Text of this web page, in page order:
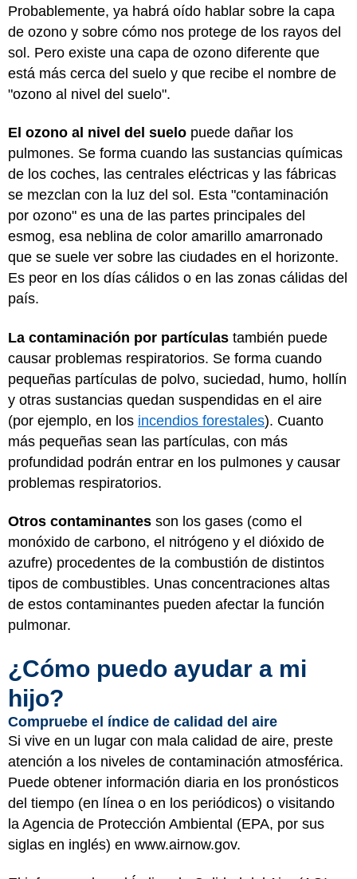
Probablemente, ya habrá oído hablar sobre la capa
de ozono y sobre cómo nos protege de los rayos del
sol. Pero existe una capa de ozono diferente que
está más cerca del suelo y que recibe el nombre de
"ozono al nivel del suelo".
El ozono al nivel del suelo puede dañar los
pulmones. Se forma cuando las sustancias químicas
de los coches, las centrales eléctricas y las fábricas
se mezclan con la luz del sol. Esta "contaminación
por ozono" es una de las partes principales del
esmog, esa neblina de color amarillo amarronado
que se suele ver sobre las ciudades en el horizonte.
Es peor en los días cálidos o en las zonas cálidas del
país.
La contaminación por partículas también puede
causar problemas respiratorios. Se forma cuando
pequeñas partículas de polvo, suciedad, humo, hollín
y otras sustancias quedan suspendidas en el aire
(por ejemplo, en los incendios forestales). Cuanto
más pequeñas sean las partículas, con más
profundidad podrán entrar en los pulmones y causar
problemas respiratorios.
Otros contaminantes son los gases (como el
monóxido de carbono, el nitrógeno y el dióxido de
azufre) procedentes de la combustión de distintos
tipos de combustibles. Unas concentraciones altas
de estos contaminantes pueden afectar la función
pulmonar.
¿Cómo puedo ayudar a mi
hijo?
Compruebe el índice de calidad del aire
Si vive en un lugar con mala calidad de aire, preste
atención a los niveles de contaminación atmosférica.
Puede obtener información diaria en los pronósticos
del tiempo (en línea o en los periódicos) o visitando
la Agencia de Protección Ambiental (EPA, por sus
siglas en inglés) en www.airnow.gov.